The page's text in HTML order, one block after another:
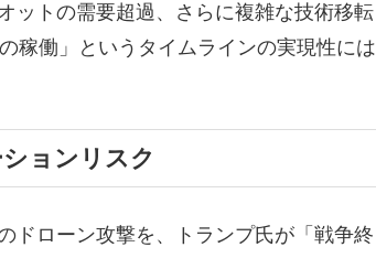
ットの需要超過、さらに複雑な技術移転
稼働」というタイムラインの実現性には
ョンリスク
ドローン攻撃を、トランプ氏が「戦争終